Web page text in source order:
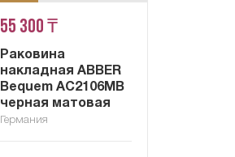
55 300 ₸
Раковина
накладная ABBER
Bequem AC2106MB
черная матовая
Германия